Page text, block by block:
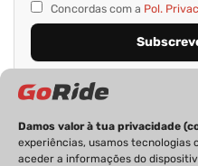
Damos valor à tua privacidade
experiências, usamos tecnologias
aceder a informações do
Concordas com a Pol.